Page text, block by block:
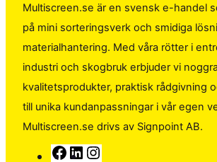
Multiscreen.se är en svensk e-handel
på mini sorteringsverk och smidiga
materialhantering. Med våra rötter i
industri och skogbruk erbjuder vi
kvalitetsprodukter, praktisk rådgivning
till unika kundanpassningar i vår egen
Multiscreen.se drivs av Signpoint AB.
F
L